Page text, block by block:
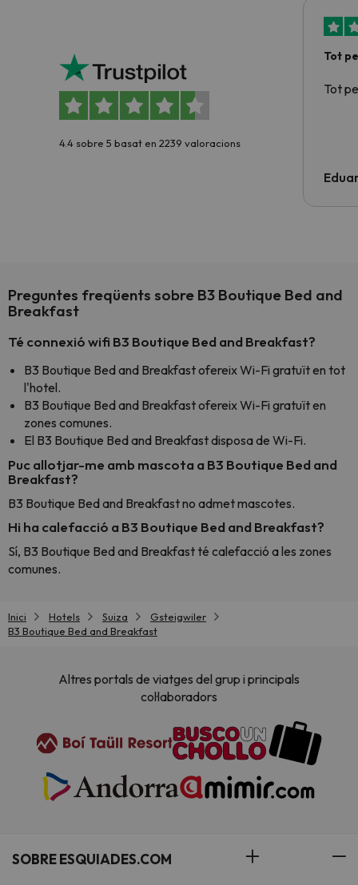
4.4 sobre 5 basat en 2239 valoracions
Tot
Tot
Preguntes freqüents sobre B3 Boutique Bed and
Breakfast
Té connexió wifi B3 Boutique Bed and Breakfast?
B3 Boutique Bed and Breakfast ofereix Wi-Fi gratuït en tot
l'hotel.
B3 Boutique Bed and Breakfast ofereix Wi-Fi gratuït en
zones comunes.
El B3 Boutique Bed and Breakfast disposa de Wi-Fi.
Puc allotjar-me amb mascota a B3 Boutique Bed and
Breakfast?
B3 Boutique Bed and Breakfast no admet mascotes.
Hi ha calefacció a B3 Boutique Bed and Breakfast?
Sí, B3 Boutique Bed and Breakfast té calefacció a les zones
comunes.
Inici Hotels Suiza
Gsteigwiler
B3 Boutique Bed and Breakfast
Altres portals de viatges del grup i principals
col·laboradors
SOBRE ESQUIADES.COM